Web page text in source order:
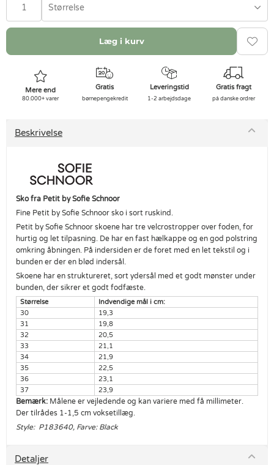
Størrelse
Læg i kurv
Mere end
80.000+ varer
Gratis
børnepengekredit
Leveringstid
1-2 arbejdsdage
Gratis fragt
på danske ordrer
Beskrivelse
Sko fra Petit by Sofie Schnoor
Fine Petit by Sofie Schnoor sko i sort ruskind.
Petit by Sofie Schnoor skoene har tre velcrostropper over foden, for
hurtig og let tilpasning. De har en fast hælkappe og en god polstring
omkring åbningen. På indersiden er de foret med en let tekstil og i
bunden er der en blød indersål.
Skoene har en struktureret, sort ydersål med et godt mønster under
bunden, der sikrer et godt fodfæste.
Størrelse
Indvendige mål i cm:
30
19,3
31
19,8
32
20,5
33
21,1
34
21,9
35
22,5
36
23,1
37
23,9
Bemærk: Målene er vejledende og kan variere med få millimeter.
Der tilrådes 1-1,5 cm voksetillæg.
Style: P183640, Farve: Black
Detaljer